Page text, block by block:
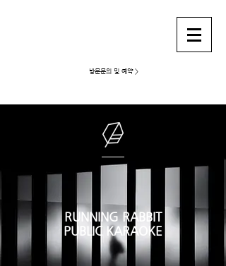
방문문의 및 예약 >
RUNNING RABBIT
PUBLIC KARAOKE